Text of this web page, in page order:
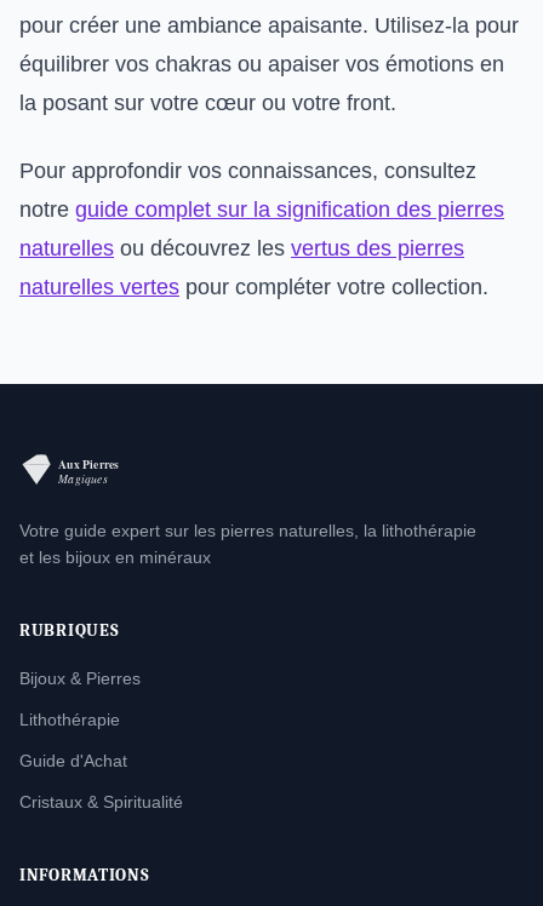
pour créer une ambiance apaisante. Utilisez-la pour
équilibrer vos chakras ou apaiser vos émotions en
la posant sur votre cœur ou votre front.
Pour approfondir vos connaissances, consultez
notre guide complet sur la signification des pierres
naturelles ou découvrez les vertus des pierres
naturelles vertes pour compléter votre collection.
Votre guide expert sur les pierres naturelles, la lithothérapie
et les bijoux en minéraux
RUBRIQUES
Bijoux & Pierres
Lithothérapie
Guide d'Achat
Cristaux & Spiritualité
INFORMATIONS